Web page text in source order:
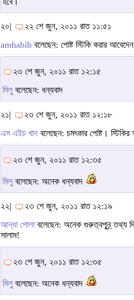
২০|
২২ শে জুন, ২০১১ রাত ১১:৫১
amhabib বলেছেন: পোষ্ট স্টিকি করার
২৩ শে জুন, ২০১১ রাত ১২:১৫
মিলু বলেছেন: ধন্যবাদ
২১|
২৩ শে জুন, ২০১১ রাত ১২:১৮
এস এইচ খান বলেছেন: চমৎকার পোষ্ট।
২৩ শে জুন, ২০১১ রাত ১২:৩৫
মিলু বলেছেন: অনেক ধন্যবাদ
২২|
২৩ শে জুন, ২০১১ রাত ১২:১৯
আন্ধা পোলাবলেছেন: অনেক গুরুত্বপূন্র্ তথ্য
সালাম!
২৩ শে জুন, ২০১১ রাত ১২:৩৫
মিলু বলেছেন: অনেক ধন্যবাদ